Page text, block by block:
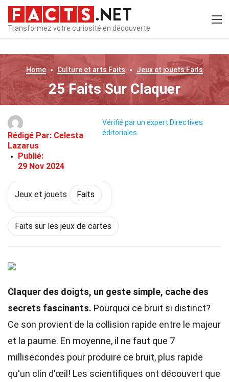
Transformez votre curiosité en découverte
Home Culture et arts Faits Jeux et jouetsFaits
25 Faits Sur Claquer
Rédigé Par: Celesta
Lazarus
Publié:
29 Nov 2024
Vérifié par un expert Directives
éditoriales
Jeux et jouets Faits
Faits sur les jeux de cartes
Claquer des doigts, un geste simple, cache des
secrets fascinants. Pourquoi ce bruit si distinct?
Ce son provient de la collision rapide entre le majeur
et la paume. En moyenne, il ne faut que 7
millisecondes pour produire ce bruit, plus rapide
qu'un clin d'œil! Les scientifiques ont découvert que